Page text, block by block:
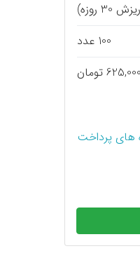
روزه)
100 عدد
625,000 تومان
های پرداخت